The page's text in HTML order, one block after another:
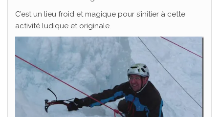
C’est un lieu froid et magique pour s’initier à cette
activité ludique et originale.